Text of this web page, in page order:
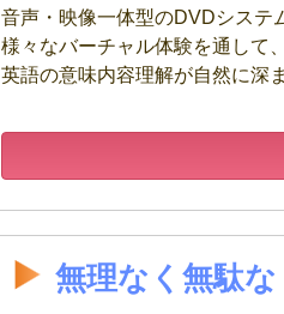
音声・映像一体型のDVDシステ
様々なバーチャル体験を通して
英語の意味内容理解が自然に深
無理なく無駄